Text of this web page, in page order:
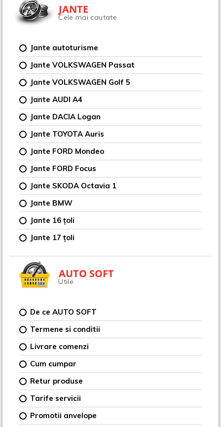
JANTE
Cele mai cautate
Jante autoturisme
Jante VOLKSWAGEN Passat
Jante VOLKSWAGEN Golf 5
Jante AUDI A4
Jante DACIA Logan
Jante TOYOTA Auris
Jante FORD Mondeo
Jante FORD Focus
Jante SKODA Octavia 1
Jante BMW
Jante 16 țoli
Jante 17 țoli
AUTO SOFT
Utile
De ce AUTO SOFT
Termene si conditii
Livrare comenzi
Cum cumpar
Retur produse
Tarife servicii
Promotii anvelope